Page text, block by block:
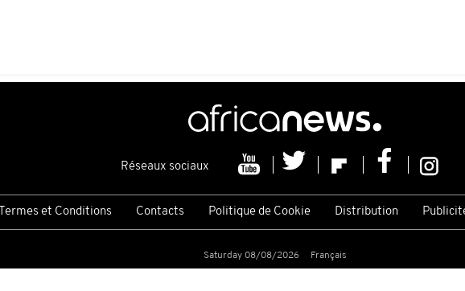
Réseaux sociaux
Termes et Conditions Contacts Politique de Cookie Distribution
Saturday 08/08/2026